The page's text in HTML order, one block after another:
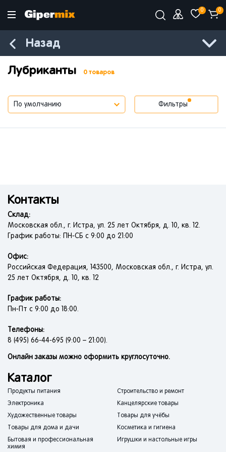
0 0
Назад
Лубриканты 0 товаров
Фильтры
Контакты
Склад:
Московская обл., г. Истра, ул. 25 лет Октября, д. 10, кв. 12.
График работы: ПН-СБ с 9:00 до 21:00
Офис:
Российская Федерация, 143500, Московская обл., г. Истра, ул.
25 лет Октября, д. 10, кв. 12
График работы:
Пн-Пт с 9:00 до 18:00.
Телефоны:
8 (495) 66-44-695 (9:00 – 21:00).
Онлайн заказы можно оформить круглосуточно.
Каталог
Продукты питания
Строительство и ремонт
Электроника
Канцелярские товары
Художественные товары
Товары для учёбы
Товары для дома и дачи
Косметика и гигиена
Бытовая и профессиональная
химия
Игрушки и настольные игры